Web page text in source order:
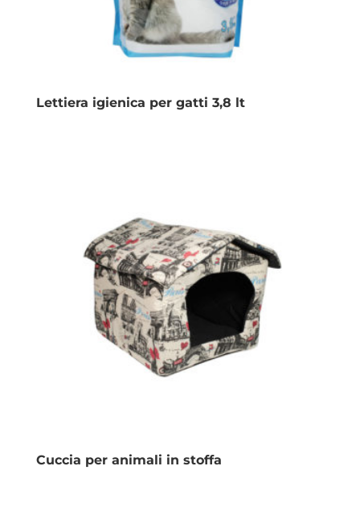
Lettiera igienica per gatti 3,8 lt
Cuccia per animali in stoffa